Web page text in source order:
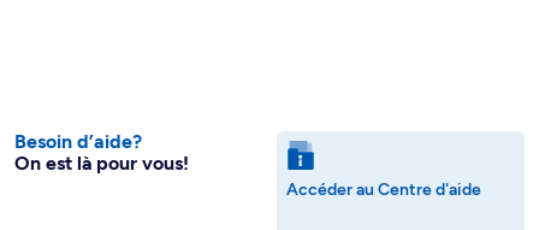
Besoin d’aide?
On est là pour vous!
Accéder au Centre d'aide